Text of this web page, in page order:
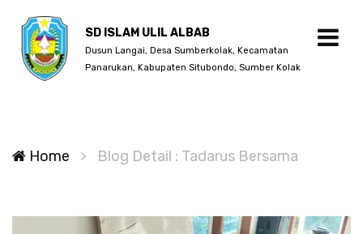
SD ISLAM ULIL ALBAB
Dusun Langai, Desa Sumberkolak, Kecamatan
Panarukan, Kabupaten Situbondo, Sumber Kolak
Home Blog Detail : Tadarus Bersama